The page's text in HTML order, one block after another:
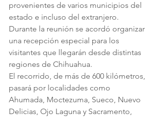
provenientes de varios municipios del
estado e incluso del extranjero.
Durante la reunión se acordó organizar
una recepción especial para los
visitantes que llegarán desde distintas
regiones de Chihuahua.
El recorrido, de más de 600 kilómetros,
pasará por localidades como
Ahumada, Moctezuma, Sueco, Nuevo
Delicias, Ojo Laguna y Sacramento,